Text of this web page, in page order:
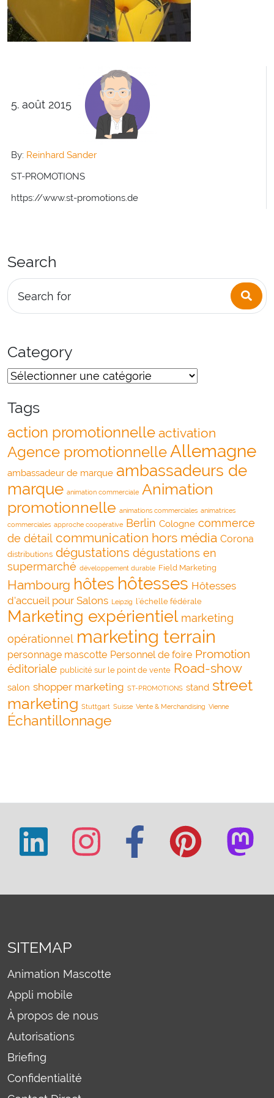
5. août 2015
By: Reinhard Sander
ST-PROMOTIONS
https://www.st-promotions.de
Search
Search for
Category
Tags
action promotionnelle activation
Agence promotionnelleAllemagne
ambassadeur de marque ambassadeurs de
marque animation commerciale Animation
promotionnelle animations commerciales animatrices
commerciales approche coopérative Berlin Cologne commerce
de détail communication hors média Corona
distributions dégustations dégustations en
supermarché développement durable Field Marketing
Hambourg hôtes hôtesses Hôtesses
d'accueil pour Salons Leipzig l’échelle fédérale
Marketing expérientiel marketing
opérationnel marketing terrain
personnage mascotte Personnel de foire Promotion
éditoriale publicité sur le point de vente Road-show
salon shopper marketing ST-PROMOTIONS stand street
marketing Stuttgart Suisse Vente & Merchandising Vienne
Échantillonnage
SITEMAP
Animation Mascotte
Appli mobile
À propos de nous
Autorisations
Briefing
Confidentialité